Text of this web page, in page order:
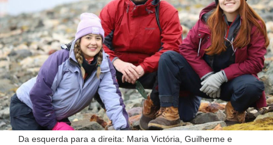
Da esquerda para a direita: Maria Victória, Guilherme e